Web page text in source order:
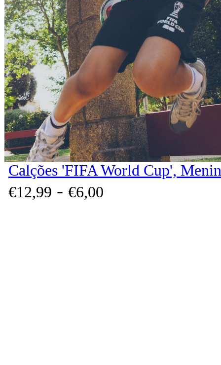
Calções 'FIFA World Cup',
€12,99 - €6,00